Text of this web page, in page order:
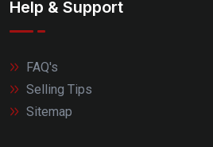
Help & Support
FAQ's
Selling Tips
Sitemap